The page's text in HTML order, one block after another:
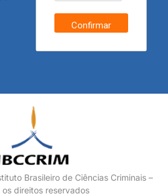
Confirmar
Brasileiro de Ciências Criminais –
os direitos reservados